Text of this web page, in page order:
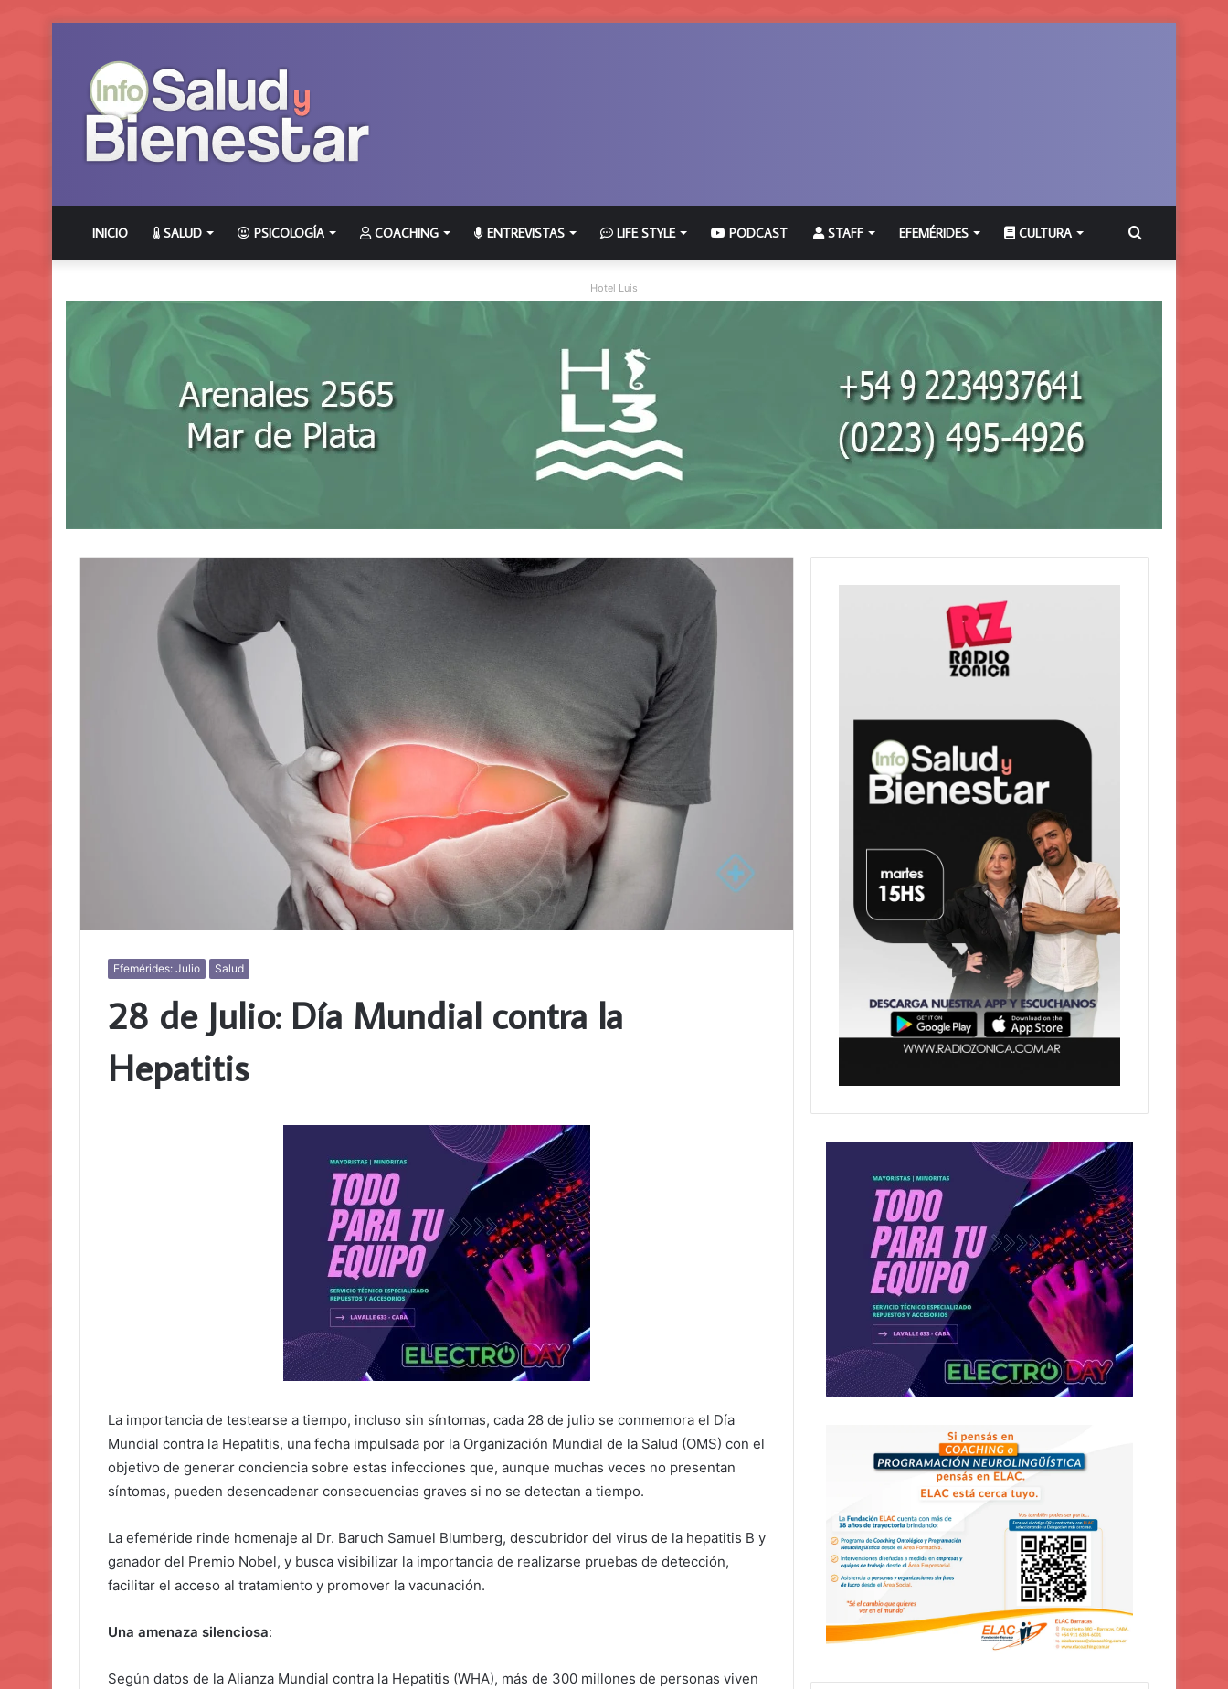
INICIO SALUD PSICOLOGÍA COACHING ENTREVISTAS LIFE STYLE PODCAST STAFF EFEMÉRIDES CULTURA Buscar
Hotel Luis
Efemérides: Julio Salud
28 de Julio: Día Mundial contra la
Hepatitis
La importancia de testearse a tiempo, incluso sin síntomas, cada 28 de julio se conmemora el Día
Mundial contra la Hepatitis, una fecha impulsada por la Organización Mundial de la Salud (OMS) con el
objetivo de generar conciencia sobre estas infecciones que, aunque muchas veces no presentan
síntomas, pueden desencadenar consecuencias graves si no se detectan a tiempo.
La efeméride rinde homenaje al Dr. Baruch Samuel Blumberg, descubridor del virus de la hepatitis B y
ganador del Premio Nobel, y busca visibilizar la importancia de realizarse pruebas de detección,
facilitar el acceso al tratamiento y promover la vacunación.
Una amenaza silenciosa:
Según datos de la Alianza Mundial contra la Hepatitis (WHA), más de 300 millones de personas viven